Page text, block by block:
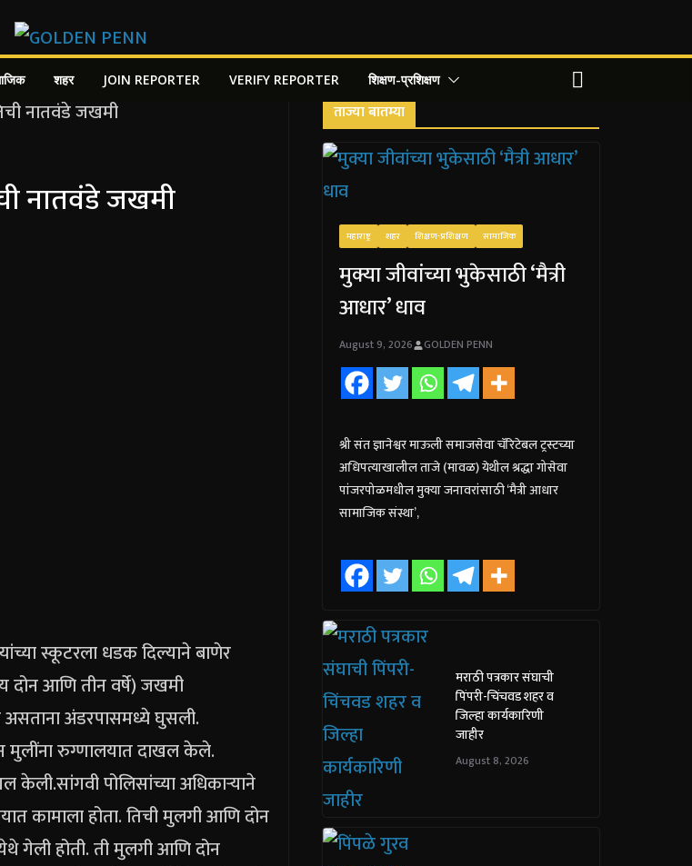
शहर JOIN REPORTER VERIFY REPORTER शिक्षण-प्रशिक्षण
नातवंडे जखमी
स्कूटरला धडक दिल्याने बाणेर
दोन आणि तीन वर्षे) जखमी
असताना अंडरपासमध्ये घुसली.
मुलींना रुग्णालयात दाखल केले.
केली.सांगवी पोलिसांच्या अधिकाऱ्याने
कामाला होता. तिची मुलगी आणि दोन
गेली होती. ती मुलगी आणि दोन
ताज्या बातम्या
महाराष्ट्र शहर शिक्षण-प्रशिक्षण सामाजिक
मुक्या जीवांच्या भुकेसाठी ‘मैत्री
आधार’ धाव
August 9, 2026 GOLDEN PENN
श्री संत ज्ञानेश्वर माऊली समाजसेवा चॅरिटेबल ट्रस्टच्या
अधिपत्याखालील ताजे (मावळ) येथील श्रद्धा गोसेवा
पांजरपोळमधील मुक्या जनावरांसाठी ‘मैत्री आधार
सामाजिक संस्था’,
मराठी पत्रकार संघाची
पिंपरी-चिंचवड शहर व
जिल्हा कार्यकारिणी
जाहीर
August 8, 2026